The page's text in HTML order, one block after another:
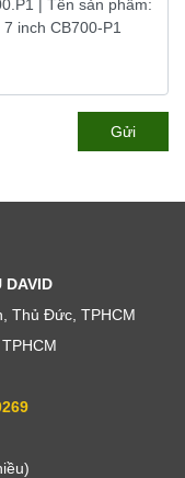
Gửi
DAVID
Thủ Đức, TPHCM